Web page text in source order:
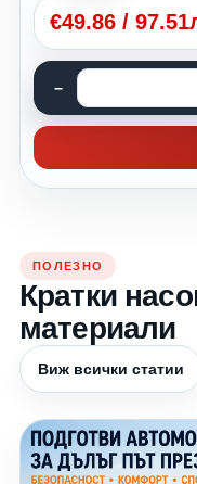
€49.86 /
ПОЛЕЗНО
Кратки
материали
Виж всички статии